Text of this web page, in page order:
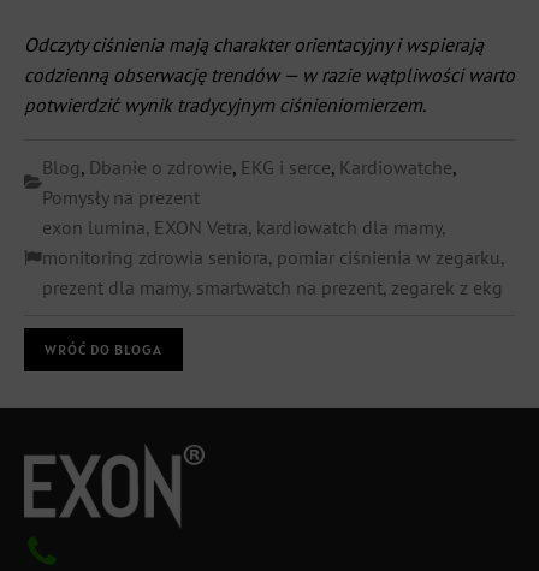
Odczyty ciśnienia mają charakter orientacyjny i wspierają
codzienną obserwację trendów — w razie wątpliwości warto
potwierdzić wynik tradycyjnym ciśnieniomierzem.
Blog, Dbanie o zdrowie, EKG i serce, Kardiowatche,
Pomysły na prezent
exon lumina, EXON Vetra, kardiowatch dla mamy,
monitoring zdrowia seniora, pomiar ciśnienia w zegarku,
prezent dla mamy, smartwatch na prezent, zegarek z ekg
WRÓĆ DO BLOGA